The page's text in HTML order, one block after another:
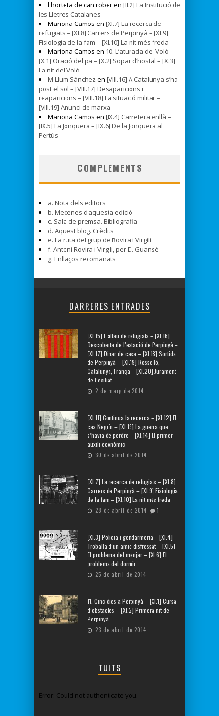
l'horteta de can rober en [II.2] La Institució de
les Lletres Catalanes
Mariona Camps en [XI.7] La recerca de
refugiats – [XI.8] Carrers de Perpinyà – [XI.9]
Fisiologia de la fam – [XI.10] La nit més freda
Mariona Camps en 10. L’aturada del Voló –
[X.1] Oració del pa – [X.2] Sopar d’hostal – [X.3]
La nit del Voló
M Llum Sánchez en [VIII.16] A Catalunya s’ha
post el sol – [VIII.17] Desaparicions i
reaparicions – [VIII.18] La situació militar –
[VIII.19] Anunci de marxa
Mariona Camps en [IX.4] Carretera enllà –
[IX.5] La Jonquera – [IX.6] De la Jonquera al
Pertús
COMPLEMENTS
a. Nota dels editors
b. Mecenes d’aquesta edició
c. Sala de premsa. Bibliografia
d. Aquest blog. Crèdits
e. La ruta del grup de Rovira i Virgili
f. Antoni Rovira i Virgili, per D. Guansé
g. Enllaços recomanats
DARRERES ENTRADES
[XI.15] L’allau de refugiats – [XI.16]
Descoberta de l’estació de Perpinyà –
[XI.17] Dinar de casa – [XI.18] Sortida
de Perpinyà – [XI.19] Rosselló,
Catalunya, França – [XI.20] Jurament
de l’exiliat
2 de maig de 2014
[XI.11] Continua la recerca – [XI.12] El
cas Negrín – [XI.13] La guerra que
s’havia de perdre – [XI.14] El primer
auxili econòmic
30 de abril de 2014
[XI.7] La recerca de refugiats – [XI.8]
Carrers de Perpinyà – [XI.9] Fisiologia
de la fam – [XI.10] La nit més freda
28 de abril de 2014 1
[XI.3] Policia i gendarmeria – [XI.4]
Troballa d’un amic disfressat – [XI.5]
El problema del menjar – [XI.6] El
problema del dormir
25 de abril de 2014
11. Cinc dies a Perpinyà – [XI.1] Cursa
d’obstacles – [XI.2] Primera nit de
Perpinyà
23 de abril de 2014
TUITS
Error: Could not authenticate you.